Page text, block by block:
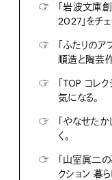
☞
「岩波文庫
2027」をチェ
☞
「ふたりの
順造と陶芸作
☞
「TOP コレ
気になる。
☞
「やなせた
く。
☞
「山室眞二
クション 暮ら